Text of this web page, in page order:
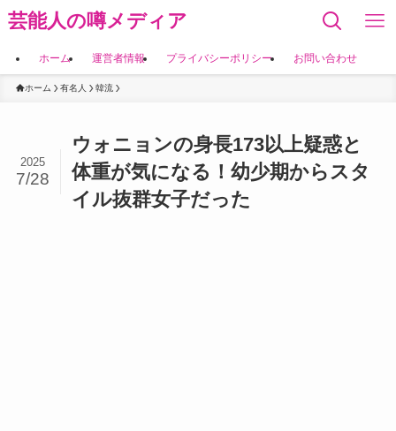
芸能人の噂メディア
ホーム 運営者情報 プライバシーポリシー お問い合わせ
ホーム 有名人 韓流
ウォニョンの身長173以上疑惑と
体重が気になる！幼少期からスタ
イル抜群女子だった
2025
7/28